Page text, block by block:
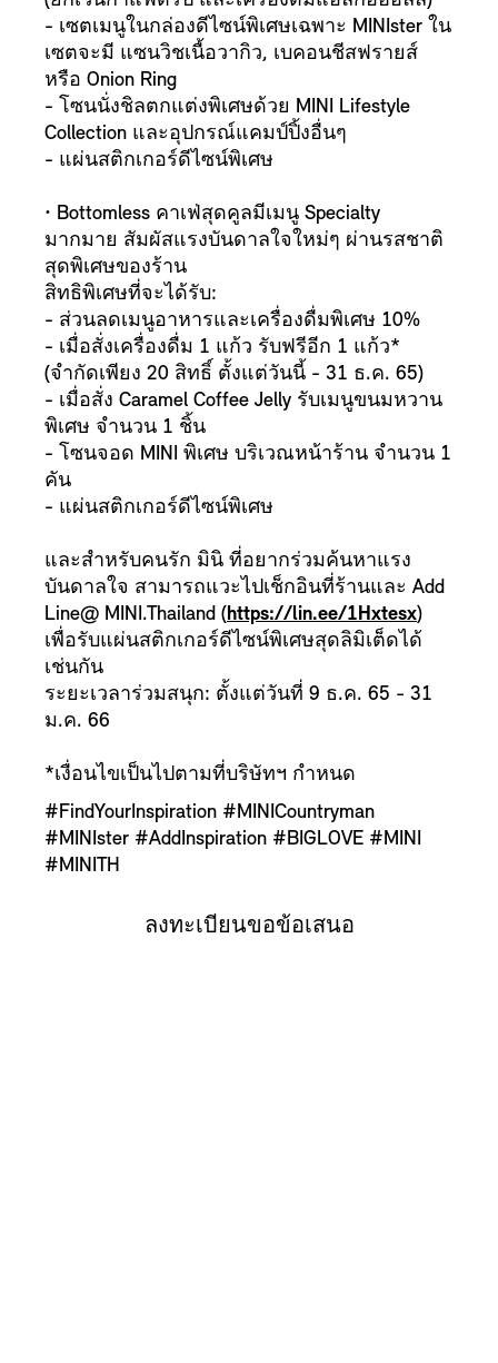
- เซตเมนูในกล่องดีไซน์พิเศษเฉพาะ MINIster ใน
เซตจะมี แซนวิชเนื้อวากิว, เบคอนชีสฟรายส์
หรือ Onion Ring
- โซนนั่งชิลตกแต่งพิเศษด้วย MINI Lifestyle
Collection และอุปกรณ์แคมป์ปิ้งอื่นๆ
- แผ่นสติกเกอร์ดีไซน์พิเศษ
• Bottomless คาเฟ่สุดคูลมีเมนู Specialty
มากมาย สัมผัสแรงบันดาลใจใหม่ๆ ผ่านรสชาติ
สุดพิเศษของร้าน
สิทธิพิเศษที่จะได้รับ:
- ส่วนลดเมนูอาหารและเครื่องดื่มพิเศษ 10%
- เมื่อสั่งเครื่องดื่ม 1 แก้ว รับฟรีอีก 1 แก้ว*
(จำกัดเพียง 20 สิทธิ์ ตั้งแต่วันนี้ - 31 ธ.ค. 65)
- เมื่อสั่ง Caramel Coffee Jelly รับเมนูขนมหวาน
พิเศษ จำนวน 1 ชิ้น
- โซนจอด MINI พิเศษ บริเวณหน้าร้าน จำนวน 1
คัน
- แผ่นสติกเกอร์ดีไซน์พิเศษ
และสำหรับคนรัก มินิ ที่อยากร่วมค้นหาแรง
บันดาลใจ สามารถแวะไปเช็กอินที่ร้านและ Add
Line@ MINI.Thailand (https://lin.ee/1Hxtesx)
เพื่อรับแผ่นสติกเกอร์ดีไซน์พิเศษสุดลิมิเต็ดได้
เช่นกัน
ระยะเวลาร่วมสนุก: ตั้งแต่วันที่ 9 ธ.ค. 65 - 31
ม.ค. 66
*เงื่อนไขเป็นไปตามที่บริษัทฯ กำหนด
#FindYourInspiration #MINICountryman
#MINIster #AddInspiration #BIGLOVE #MINI
#MINITH
ลงทะเบียนขอข้อเสนอ